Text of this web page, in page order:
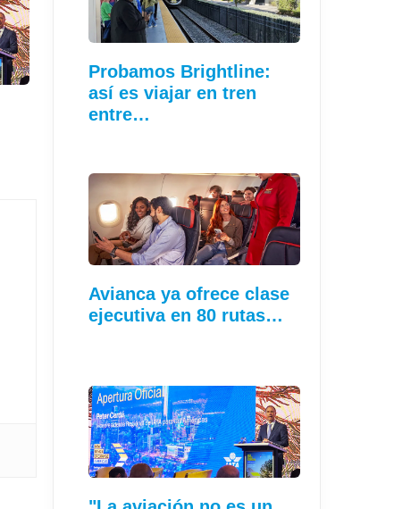
Probamos Brightline:
así es viajar en tren
entre…
Avianca ya ofrece clase
ejecutiva en 80 rutas…